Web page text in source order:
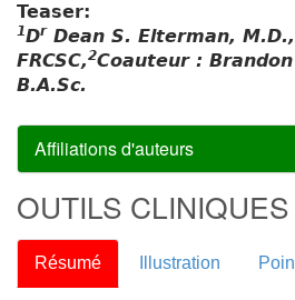
Teaser:
1DrDean S. Elterman,
FRCSC,2Coauteur :
B.A.Sc.
Affiliations d'auteurs
OUTILS CLINIQUES
Résumé Illustration